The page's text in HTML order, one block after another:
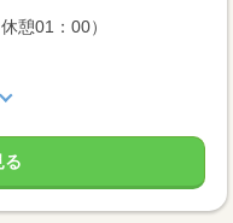
憩01：00）
る